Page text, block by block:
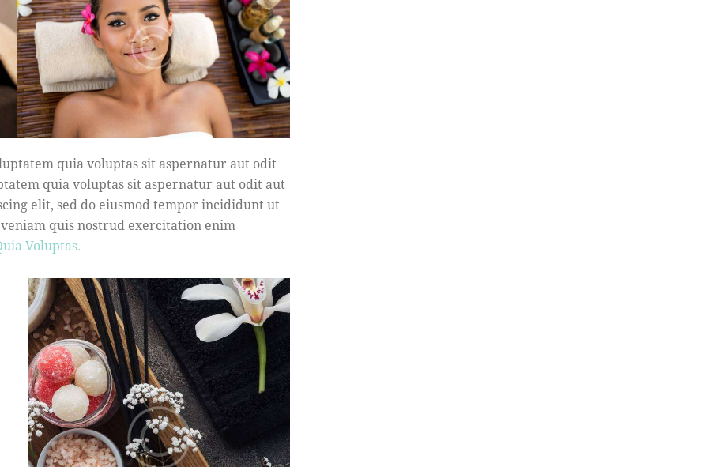
quia voluptas sit aspernatur aut odit
quia voluptas sit aspernatur aut odit aut
elit, sed do eiusmod tempor incididunt ut
quis nostrud exercitation enim
Voluptas.